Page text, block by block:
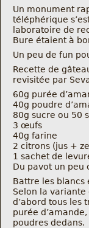
Un monument
téléphérique
laboratoire de
Bure étaient à
Un peu de fun
Recette de
revisitée par
60g purée
40g poudre
80g sucre ou 50
3 œufs
40g farine
2 citrons (jus +
1 sachet de
Du pavot un peu
Battre les blancs
Selon la variante
d’abord tous les
purée
poudres dedans.